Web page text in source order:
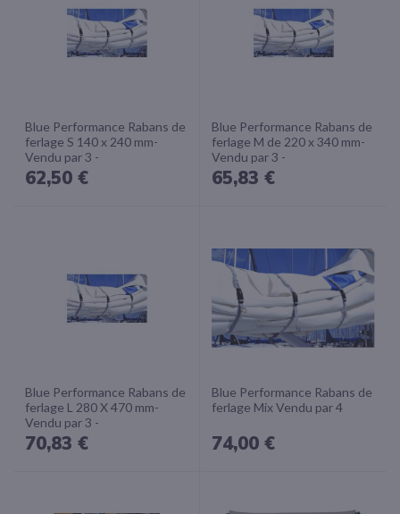
Blue Performance Rabans de
ferlage S 140 x 240 mm-
Vendu par 3 -
62,50 €
Blue Performance Rabans de
ferlage M de 220 x 340 mm-
Vendu par 3 -
65,83 €
Blue Performance Rabans de
ferlage L 280 X 470 mm-
Vendu par 3 -
70,83 €
Blue Performance Rabans de
ferlage Mix Vendu par 4
74,00 €